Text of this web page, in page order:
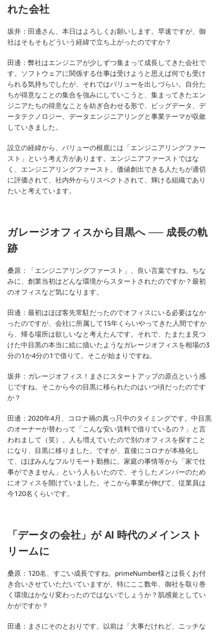
れた会社
坂井： 田邊さん、本日はよろしくお願いします。早速ですが、御
社はそもそもどういう経緯で立ち上がったのですか？
田邊： 弊社はエンジニアが少しずつ集まって成長してきた会社で
す。ソフトウェアに関係する仕事は受けようと思えば何でも受け
られる気持ちでしたが、それではバリューを出しづらい。自分た
ちが得意なことの集合を強みにしていこうと、集まってきたエン
ジニアたちの得意なことを紡ぎ合わせる形で、ビッグデータ、デ
ータテクノロジー、データエンジニアリングと事業テーマが収斂
していきました。
設立の経緯から、バリューの根底には「エンジニアリングファー
スト」という考え方があります。エンジニアファーストではな
く、エンジニアリングファースト。価値創出できる人たちが適切
に評価されて、社内外からリスペクトされて、輝ける組織であり
たいと考えています。
ガレージオフィスから目黒へ ── 成長の軌
跡
桑原：
「エンジニアリングファースト」、良い言葉ですね。ちな
みに、創業当初はどんな環境からスタートされたのですか？最初
のオフィスなど気になります。
田邊： 最初はほぼ客先常駐だったのでオフィスにいる必要はなか
ったのですが、会社に所属して15年くらいやってきた人間ですか
ら、帰る場所は欲しいなと考えたんです。それで、たまたま見つ
けた中目黒の本当に絵に描いたようなガレージオフィスを相場の3
分の1か4分の1で借りて。そこが始まりですね。
坂井： ガレージオフィス！まさにスタートアップの原点という感
じですね。そこから今の目黒に移られたのはいつ頃だったのです
か？
田邊： 2020年4月、コロナ禍の真っ只中のタイミングです。中目黒
のオーナーが替わって「こんな安い賃料で借りているの？」と言
われまして（笑）。人も増えていたので別のオフィスを探すこと
になり、目黒に移りました。ですが、直後にコロナが本格化し
て、ほぼみんなフルリモート勤務に。家庭の事情等から「家で仕
事ができません」という人もいたので、そうしたメンバーのため
にオフィスを開けていました。そこから事業が伸びて、従業員は
今120名くらいです。
「データの会社」が AI 時代のメインスト
リームに
桑原： 120名、すごい成長ですね。primeNumber様とは長くお付
き合いさせていただいていますが、特にここ数年、御社を取り巻
く環境はかなり変わったのではないでしょうか？肌感覚としてい
かがですか？
田邊： まさにそのとおりです。以前は「大事だけれど、ニッチな